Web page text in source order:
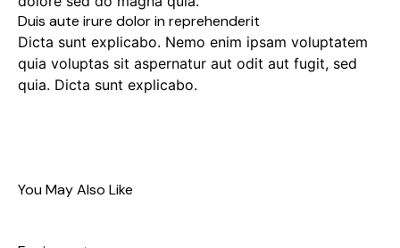
Duis aute irure dolor in reprehenderit
Dicta sunt explicabo. Nemo enim ipsam voluptatem
quia voluptas sit aspernatur aut odit aut fugit, sed
quia. Dicta sunt explicabo.
You May Also Like